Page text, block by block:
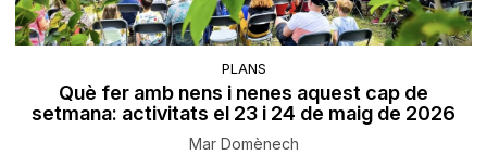
PLANS
Què fer amb nens i nenes aquest cap de
setmana: activitats el 23 i 24 de maig de 2026
Mar Domènech